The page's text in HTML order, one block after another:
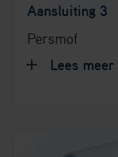
Aansluiting 3
Persmof
Lees meer